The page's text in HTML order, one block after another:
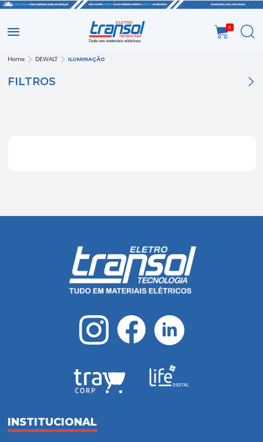
0
Home DEWALT ILUMINAÇÃO
FILTROS
INSTITUCIONAL